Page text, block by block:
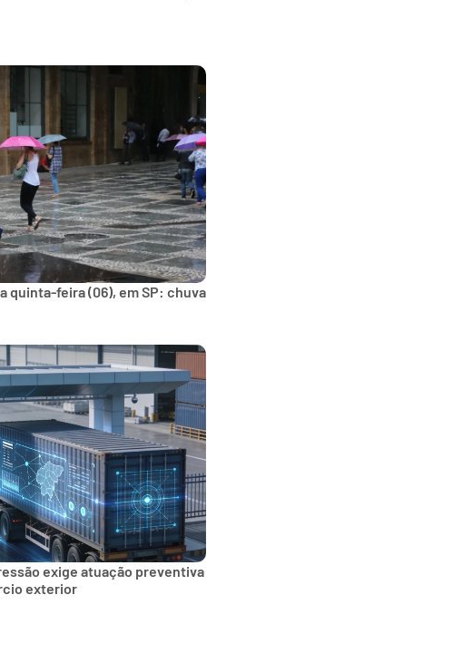
quinta-feira (06), em SP: chuva
exige atuação preventiva
exterior